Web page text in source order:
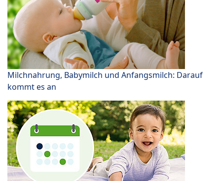
Milchnahrung, Babymilch und Anfangsmilch: Darauf
kommt es an